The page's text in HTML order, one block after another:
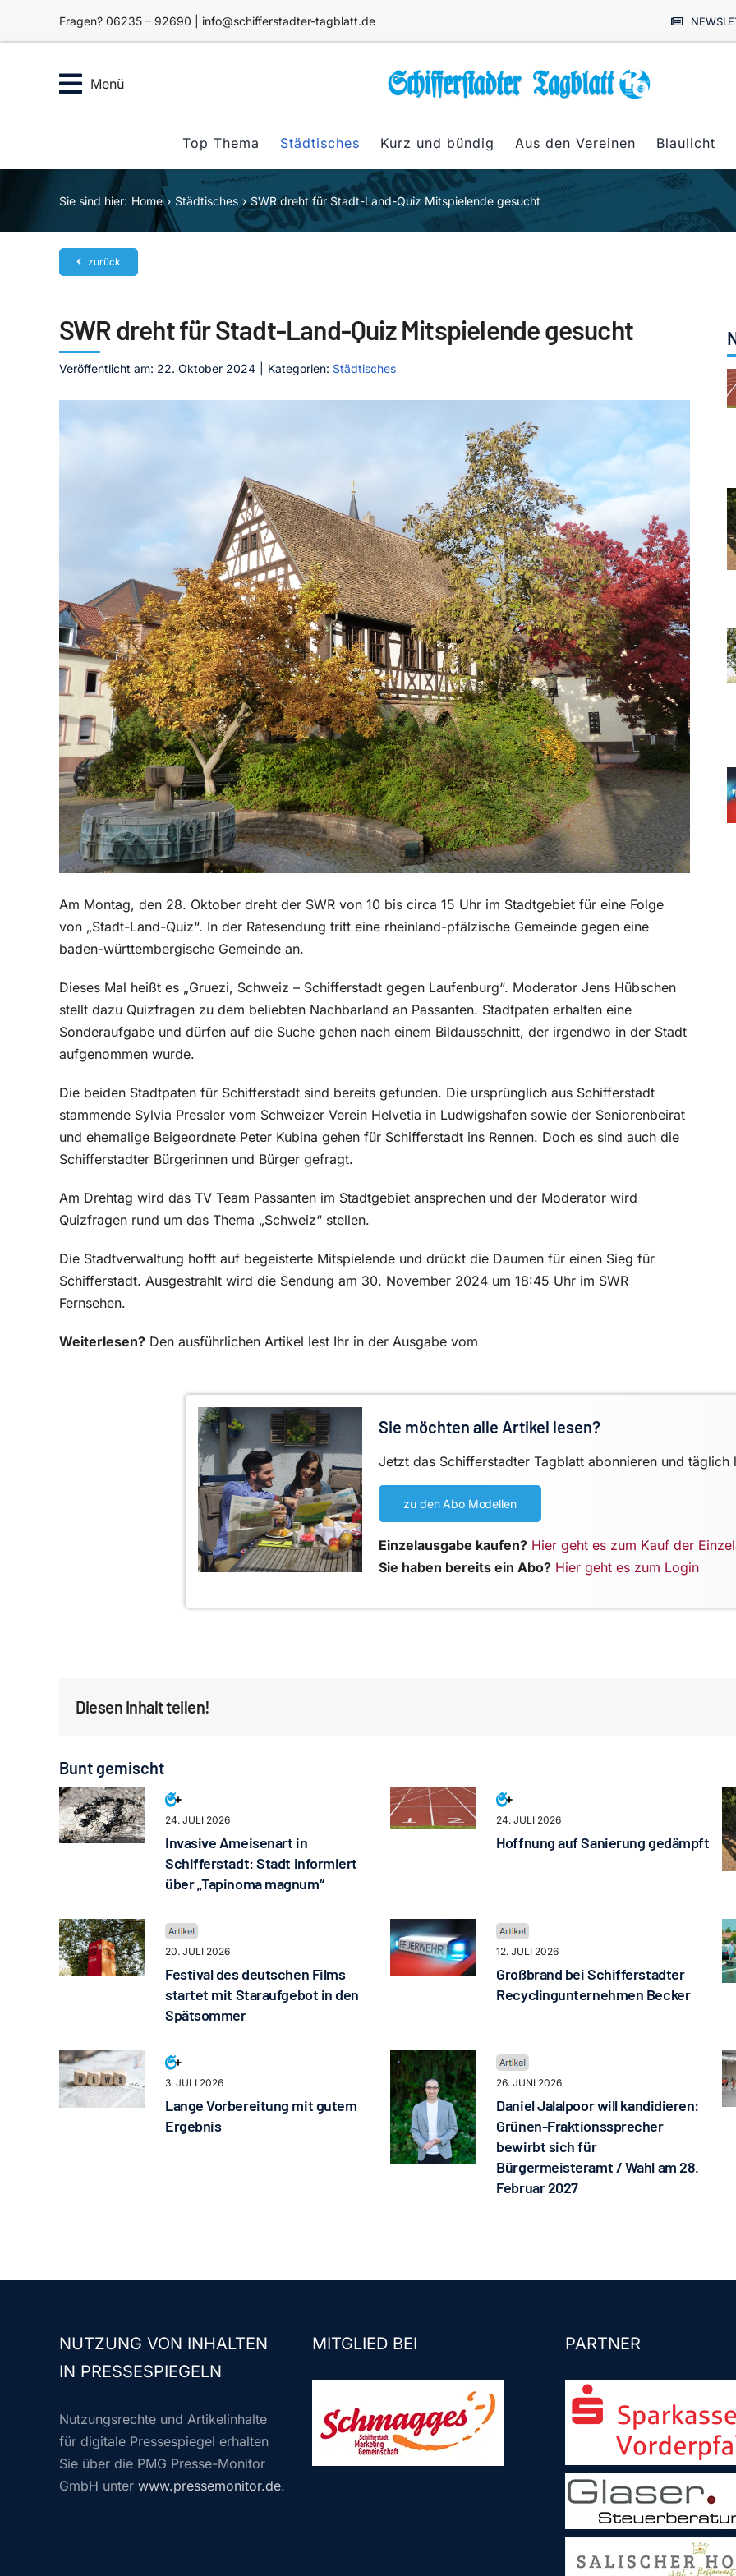
Fragen? 06235 – 92690 | info@schifferstadter-tagblatt.de
Menü
Top Thema Städtisches Kurz und bündig Aus den Vereinen Blaulicht
Sie sind hier: Home Städtisches SWR dreht für Stadt-Land-Quiz Mitspielende gesucht
zurück
SWR dreht für Stadt-Land-Quiz Mitspielende gesucht
Veröffentlicht am: 22. Oktober 2024 Kategorien: Städtisches
Am Montag, den 28. Oktober dreht der SWR von 10 bis circa 15 Uhr im Stadtgebiet für eine Folge
von „Stadt-Land-Quiz“. In der Ratesendung tritt eine rheinland-pfälzische Gemeinde gegen eine
baden-württembergische Gemeinde an.
Dieses Mal heißt es „Gruezi, Schweiz – Schifferstadt gegen Laufenburg“. Moderator Jens Hübschen
stellt dazu Quizfragen zu dem beliebten Nachbarland an Passanten. Stadtpaten erhalten eine
Sonderaufgabe und dürfen auf die Suche gehen nach einem Bildausschnitt, der irgendwo in der Stadt
aufgenommen wurde.
Die beiden Stadtpaten für Schifferstadt sind bereits gefunden. Die ursprünglich aus Schifferstadt
stammende Sylvia Pressler vom Schweizer Verein Helvetia in Ludwigshafen sowie der Seniorenbeirat
und ehemalige Beigeordnete Peter Kubina gehen für Schifferstadt ins Rennen. Doch es sind auch die
Schifferstadter Bürgerinnen und Bürger gefragt.
Am Drehtag wird das TV Team Passanten im Stadtgebiet ansprechen und der Moderator wird
Quizfragen rund um das Thema „Schweiz“ stellen.
Die Stadtverwaltung hofft auf begeisterte Mitspielende und drückt die Daumen für einen Sieg für
Schifferstadt. Ausgestrahlt wird die Sendung am 30. November 2024 um 18:45 Uhr im SWR
Fernsehen.
Weiterlesen? Den ausführlichen Artikel lest Ihr in der Ausgabe vom
Sie möchten alle Artikel lesen?
Jetzt das Schifferstadter Tagblatt abonnieren und täglich
zu den Abo Modellen
Einzelausgabe kaufen? Hier geht es zum Kauf der
Sie haben bereits ein Abo? Hier geht es zum Login
Diesen Inhalt teilen!
Bunt gemischt
24. JULI 2026
Invasive Ameisenart in
Schifferstadt: Stadt informiert
über „Tapinoma magnum“
24. JULI 2026
Hoffnung auf Sanierung gedämpft
20. JULI 2026
Festival des deutschen Films
startet mit Staraufgebot in den
Spätsommer
12. JULI 2026
Großbrand bei Schifferstadter
Recyclingunternehmen Becker
3. JULI 2026
Lange Vorbereitung mit gutem
Ergebnis
26. JUNI 2026
Daniel Jalalpoor will kandidieren:
Grünen-Fraktionssprecher
bewirbt sich für
Bürgermeisteramt / Wahl am 28.
Februar 2027
NUTZUNG VON INHALTEN
IN PRESSESPIEGELN
Nutzungsrechte und Artikelinhalte
für digitale Pressespiegel erhalten
Sie über die PMG Presse-Monitor
GmbH unter www.pressemonitor.de.
MITGLIED BEI PARTNER